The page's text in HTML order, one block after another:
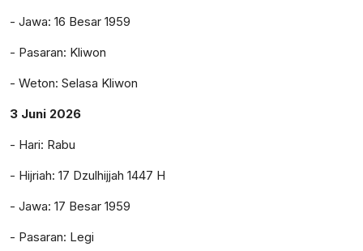
- Jawa: 16 Besar 1959
- Pasaran: Kliwon
- Weton: Selasa Kliwon
3 Juni 2026
- Hari: Rabu
- Hijriah: 17 Dzulhijjah 1447 H
- Jawa: 17 Besar 1959
- Pasaran: Legi